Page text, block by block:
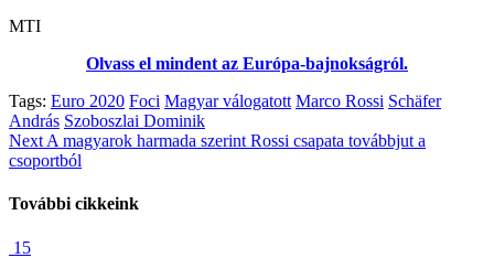
MTI
Olvass el mindent az Európa-bajnokságról.
Tags: Euro 2020 Foci Magyar válogatott Marco Rossi Schäfer
András Szoboszlai Dominik
Continue
Reading
Next A magyarok harmada szerint Rossi csapata továbbjut a
csoportból
További cikkeink
15